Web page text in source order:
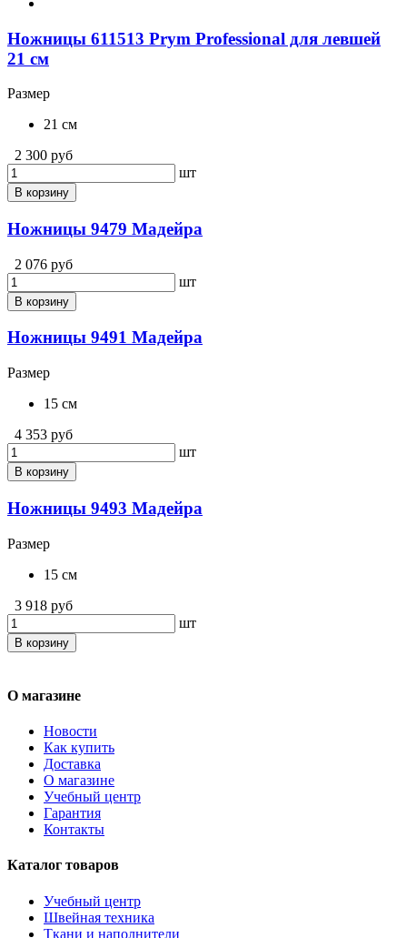
Ножницы 611513 Prym Professional для левшей
21 см
Размер
21 см
2 300 руб
шт
В корзину
Ножницы 9479 Мадейра
2 076 руб
шт
В корзину
Ножницы 9491 Мадейра
Размер
15 см
4 353 руб
шт
В корзину
Ножницы 9493 Мадейра
Размер
15 см
3 918 руб
шт
В корзину
О магазине
Новости
Как купить
Доставка
О магазине
Учебный центр
Гарантия
Контакты
Каталог товаров
Учебный центр
Швейная техника
Ткани и наполнители